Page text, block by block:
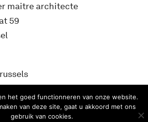
maitre architecte
59
het goed functionneren van onze website.
van deze site, gaat u akkoord met ons
gebruik van cookies.